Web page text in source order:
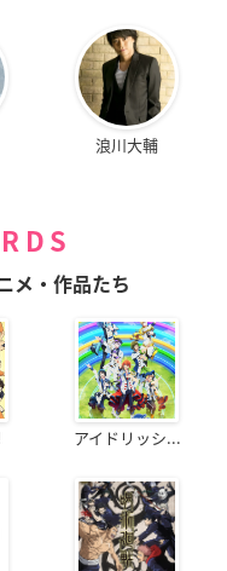
浪川大輔
メ・作品たち
アイドリッシ...